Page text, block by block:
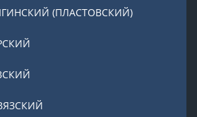
(ПЛАСТОВСКИЙ)